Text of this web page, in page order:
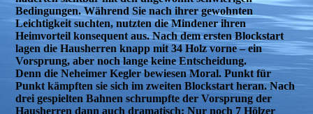
Bedingungen. Während Sie nach ihrer gewohnten
Leichtigkeit suchten, nutzten die Mindener ihren
Heimvorteil konsequent aus. Nach dem ersten Blockstart
lagen die Hausherren knapp mit 34 Holz vorne – ein
Vorsprung, aber noch lange keine Entscheidung.
Denn die Neheimer Kegler bewiesen Moral. Punkt für
Punkt kämpften sie sich im zweiten Blockstart heran. Nach
drei gespielten Bahnen schrumpfte der Vorsprung der
Hausherren dann auch dramatisch: Nur noch 7 Hölzer